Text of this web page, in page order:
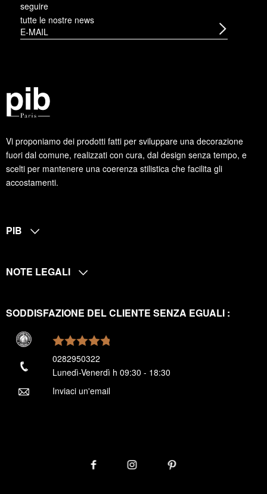
Vi proponiamo dei prodotti fatti per sviluppare una decorazione
fuori dal comune, realizzati con cura, dal design senza tempo, e
scelti per mantenere una coerenza stilistica che facilita gli
accostamenti.
seguire
tutte le nostre news
PIB
NOTE LEGALI
SODDISFAZIONE DEL CLIENTE SENZA EGUALI :
0282950322
Lunedì-Venerdì h 09:30 - 18:30
Inviaci un'email